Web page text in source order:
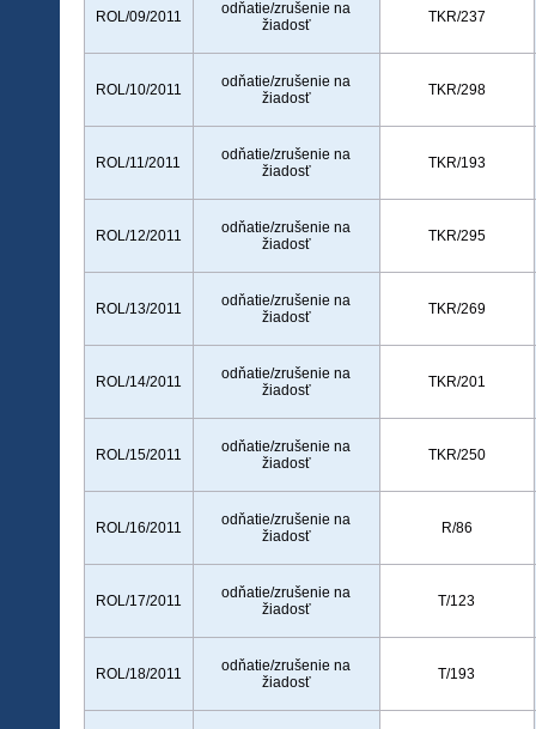
ROL/09/2011
odňatie/zrušenie na
žiadosť
TKR/237
ROL/10/2011
odňatie/zrušenie na
žiadosť
TKR/298
ROL/11/2011
odňatie/zrušenie na
žiadosť
TKR/193
ROL/12/2011
odňatie/zrušenie na
žiadosť
TKR/295
ROL/13/2011
odňatie/zrušenie na
žiadosť
TKR/269
ROL/14/2011
odňatie/zrušenie na
žiadosť
TKR/201
ROL/15/2011
odňatie/zrušenie na
žiadosť
TKR/250
ROL/16/2011
odňatie/zrušenie na
žiadosť
R/86
ROL/17/2011
odňatie/zrušenie na
žiadosť
T/123
ROL/18/2011
odňatie/zrušenie na
žiadosť
T/193